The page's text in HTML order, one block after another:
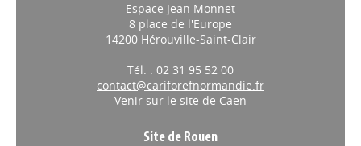
Espace Jean Monnet
8 place de l'Europe
14200 Hérouville-Saint-Clair
Tél. : 02 31 95 52 00
contact@cariforefnormandie.fr
Venir sur le site de Caen
Site de Rouen